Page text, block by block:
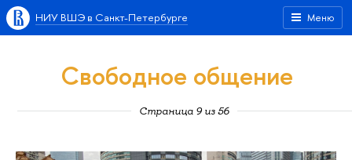
Меню
НИУ ВШЭ в Санкт-Петербурге
Свободное общение
Страница 9 из 56